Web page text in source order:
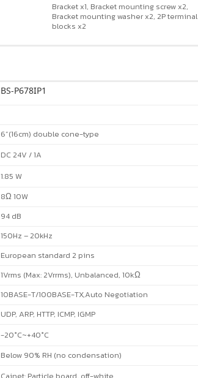
Bracket x1, Bracket mounting screw x2,
Bracket mounting washer x2, 2P terminal
blocks x2
BS-P678IP1
6”(16cm) double cone-type
DC 24V / 1A
1.85 W
8Ω 10W
94 dB
150Hz – 20kHz
European standard 2 pins
1Vrms (Max: 2Vrrms), Unbalanced, 10kΩ
10BASE-T/100BASE-TX,Auto Negotiation
UDP, ARP, HTTP, ICMP, IGMP
-20°C~+40°C
Below 90% RH (no condensation)